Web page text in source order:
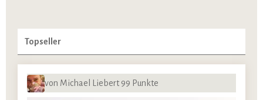
von Michael Liebert 99 Punkte